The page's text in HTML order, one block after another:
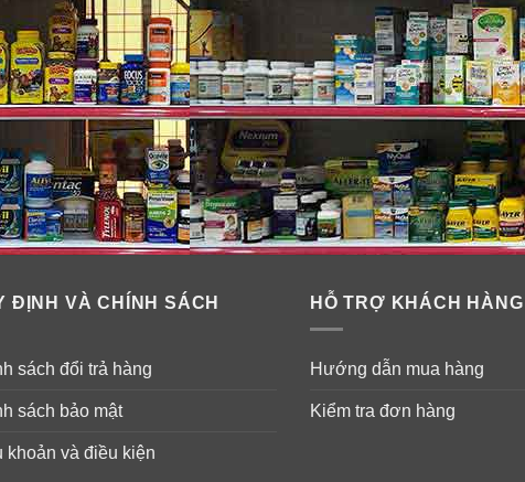
ĐỊNH VÀ CHÍNH SÁCH
sách đổi trả hàng
sách bảo mật
khoản và điều kiện
HỖ TRỢ KHÁCH HÀNG
Hướng dẫn mua hàng
Kiểm tra đơn hàng